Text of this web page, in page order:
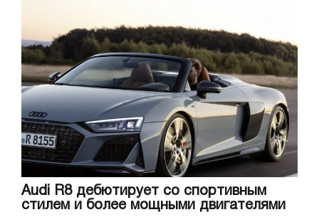
Audi R8 дебютирует со спортивным
стилем и более мощными двигателями